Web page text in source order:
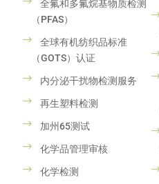
全氟和多氟烷基物质检测
（PFAS）
全球有机纺织品标准
（GOTS）认证
内分泌干扰物检测服务
再生塑料检测
加州65测试
化学品管理审核
化学检测